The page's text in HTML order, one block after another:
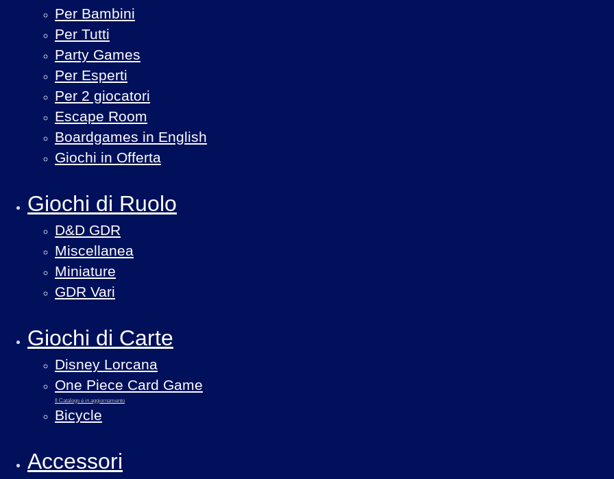
Per Bambini
Per Tutti
Party Games
Per Esperti
Per 2 giocatori
Escape Room
Boardgames in English
Giochi in Offerta
Giochi di Ruolo
D&D GDR
Miscellanea
Miniature
GDR Vari
Giochi di Carte
Disney Lorcana
One Piece Card Game
Il Catalogo è in aggiornamento
Bicycle
Accessori